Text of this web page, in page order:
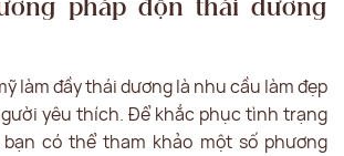
pháp độn thái dương
làm đầy thái dương là nhu cầu làm đẹp
yêu thích. Để khắc phục tình trạng
có thể tham khảo một số phương